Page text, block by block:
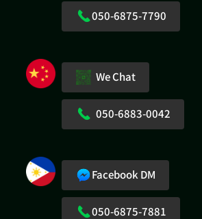
050-6875-7790
We Chat
050-6883-0042
Facebook DM
050-6875-7881